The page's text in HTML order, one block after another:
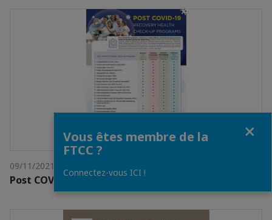
09/11/2021
Post COVID Check Up Programs
Vous êtes membre de la
FTCC ?
Connectez-vous ICI !